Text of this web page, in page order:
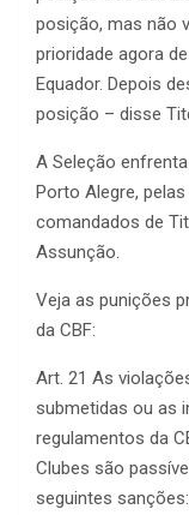
posição, mas não
prioridade agora
Equador. Depois
posição – disse
A Seleção
Porto Alegre,
comandados de
Assunção.
Veja as punições
da CBF:
Art. 21 As
submetidas ou as
regulamentos da
Clubes são
seguintes sanções: